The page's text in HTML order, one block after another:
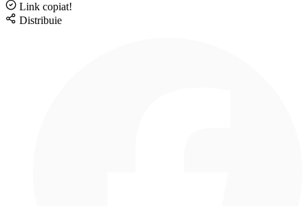
Link copiat!
Distribuie